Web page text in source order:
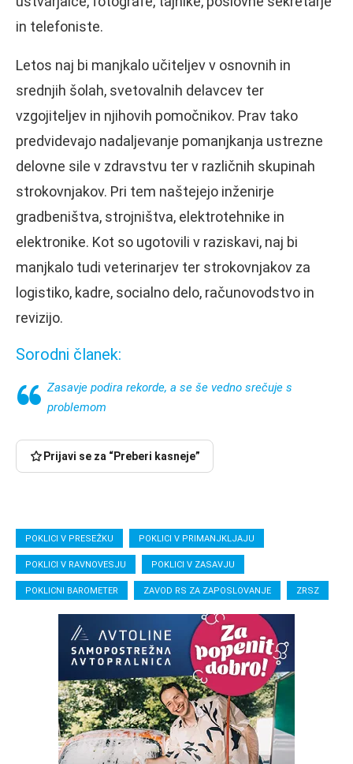
in telefoniste.
Letos naj bi manjkalo učiteljev v osnovnih in
srednjih šolah, svetovalnih delavcev ter
vzgojiteljev in njihovih pomočnikov. Prav tako
predvidevajo nadaljevanje pomanjkanja ustrezne
delovne sile v zdravstvu ter v različnih skupinah
strokovnjakov. Pri tem naštejejo inženirje
gradbeništva, strojništva, elektrotehnike in
elektronike. Kot so ugotovili v raziskavi, naj bi
manjkalo tudi veterinarjev ter strokovnjakov za
logistiko, kadre, socialno delo, računovodstvo in
revizijo.
Sorodni članek:
Zasavje podira rekorde, a se še vedno srečuje s
problemom
Prijavi se za “Preberi kasneje”
POKLICI V PRESEŽKU POKLICI V PRIMANJKLJAJU
POKLICI V RAVNOVESJU POKLICI V ZASAVJU
POKLICNI BAROMETER ZAVOD RS ZA ZAPOSLOVANJE ZRSZ